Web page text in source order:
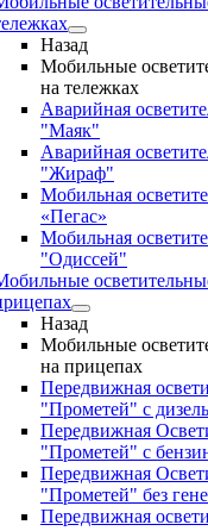
Назад
Мобильные
на тележках
Аварийная
"Маяк"
Аварийная
"Жираф"
Мобильная
«Пегас»
Мобильная
"Одиссей"
Назад
Мобильные
на прицепах
Передвижная
"Прометей" с
Передвижная
"Прометей" с
Передвижная
"Прометей" без
Передвижная